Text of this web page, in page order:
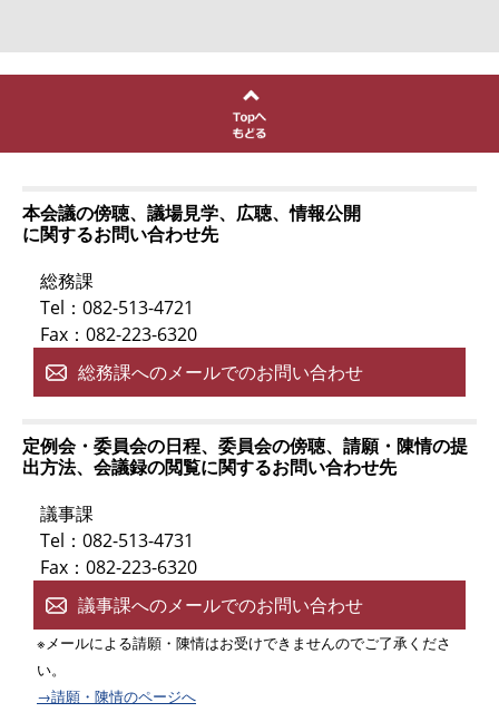
本会議の傍聴、議場見学、広聴、情報公開
に関するお問い合わせ先
総務課
Tel：082-513-4721
Fax：082-223-6320
総務課へのメールでのお問い合わせ
定例会・委員会の日程、委員会の傍聴、請願・陳情の提
出方法、会議録の閲覧に関するお問い合わせ先
議事課
Tel：082-513-4731
Fax：082-223-6320
議事課へのメールでのお問い合わせ
※メールによる請願・陳情はお受けできませんのでご了承くださ
い。
→請願・陳情のページへ